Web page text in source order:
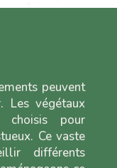
peuvent
Les végétaux
choisis pour
Ce vaste
différents